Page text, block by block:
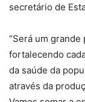
secretário de
“Será um
fortalecendo
da saúde da
através da